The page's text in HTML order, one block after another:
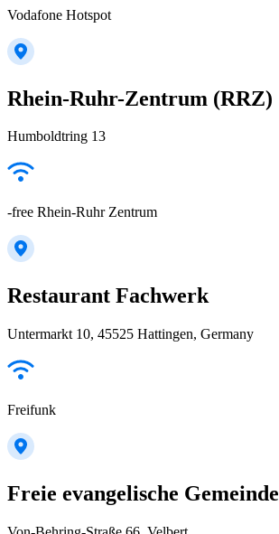
Vodafone Hotspot
Rhein-Ruhr-Zentrum (RRZ)
Humboldtring 13
-free Rhein-Ruhr Zentrum
Restaurant Fachwerk
Untermarkt 10, 45525 Hattingen, Germany
Freifunk
Freie evangelische Gemeinde